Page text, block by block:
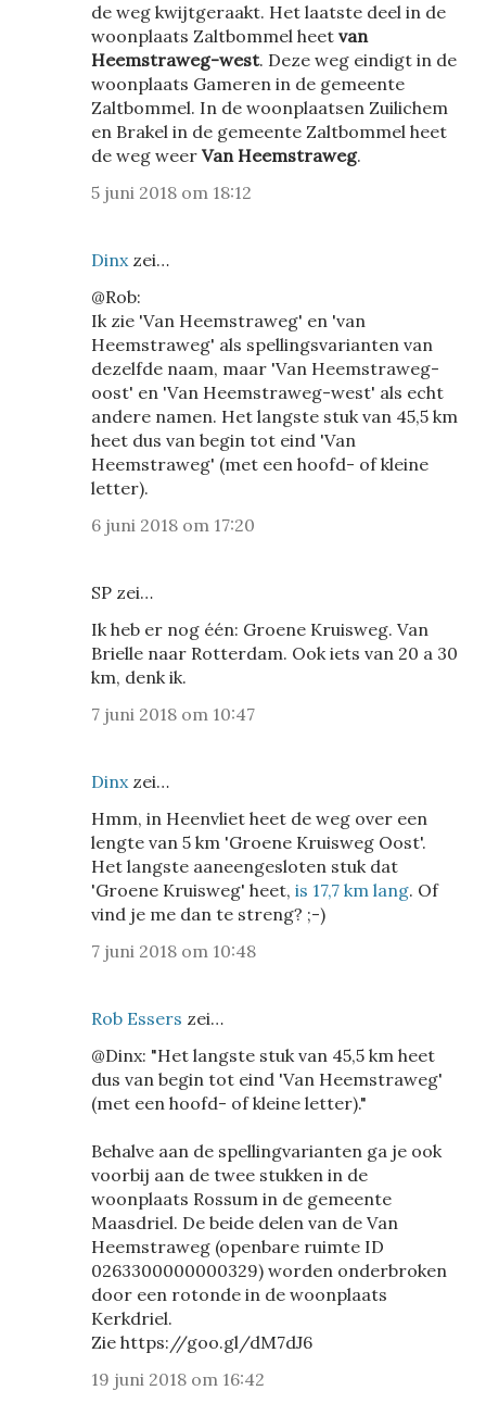
de weg kwijtgeraakt. Het laatste deel in de
woonplaats Zaltbommel heet van
Heemstraweg-west. Deze weg eindigt in de
woonplaats Gameren in de gemeente
Zaltbommel. In de woonplaatsen Zuilichem
en Brakel in de gemeente Zaltbommel heet
de weg weer Van Heemstraweg.
5 juni 2018 om 18:12
Dinxzei…
@Rob:
Ik zie 'Van Heemstraweg' en 'van
Heemstraweg' als spellingsvarianten van
dezelfde naam, maar 'Van Heemstraweg-
oost' en 'Van Heemstraweg-west' als echt
andere namen. Het langste stuk van 45,5 km
heet dus van begin tot eind 'Van
Heemstraweg' (met een hoofd- of kleine
letter).
6 juni 2018 om 17:20
SP zei…
Ik heb er nog één: Groene Kruisweg. Van
Brielle naar Rotterdam. Ook iets van 20 a 30
km, denk ik.
7 juni 2018 om 10:47
Dinxzei…
Hmm, in Heenvliet heet de weg over een
lengte van 5 km 'Groene Kruisweg Oost'.
Het langste aaneengesloten stuk dat
'Groene Kruisweg' heet, is 17,7 km lang. Of
vind je me dan te streng? ;-)
7 juni 2018 om 10:48
Rob Essers zei…
@Dinx: "Het langste stuk van 45,5 km heet
dus van begin tot eind 'Van Heemstraweg'
(met een hoofd- of kleine letter)."
Behalve aan de spellingvarianten ga je ook
voorbij aan de twee stukken in de
woonplaats Rossum in de gemeente
Maasdriel. De beide delen van de Van
Heemstraweg (openbare ruimte ID
0263300000000329) worden onderbroken
door een rotonde in de woonplaats
Kerkdriel.
Zie https://goo.gl/dM7dJ6
19 juni 2018 om 16:42